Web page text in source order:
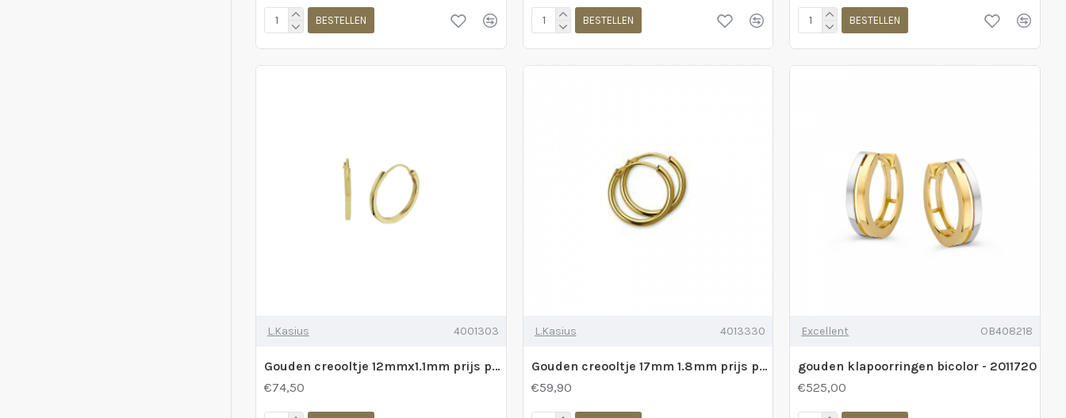
BESTELLEN BESTELLEN BESTELLEN
L.Kasius 4001303
Gouden creooltje 12mmx1.1mm prijs per stuk - 230593
€74,50
L.Kasius 4013330
Gouden creooltje 17mm 1.8mm prijs per stuk - 235880
€59,90
Excellent OB408218
gouden klapoorringen bicolor - 2011720
€525,00